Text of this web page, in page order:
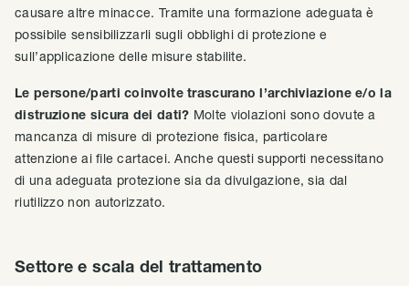
causare altre minacce. Tramite una formazione adeguata è
possibile sensibilizzarli sugli obblighi di protezione e
sull’applicazione delle misure stabilite.
Le persone/parti coinvolte trascurano l’archiviazione e/o la
distruzione sicura dei dati? Molte violazioni sono dovute a
mancanza di misure di protezione fisica, particolare
attenzione ai file cartacei. Anche questi supporti necessitano
di una adeguata protezione sia da divulgazione, sia dal
riutilizzo non autorizzato.
Settore e scala del trattamento